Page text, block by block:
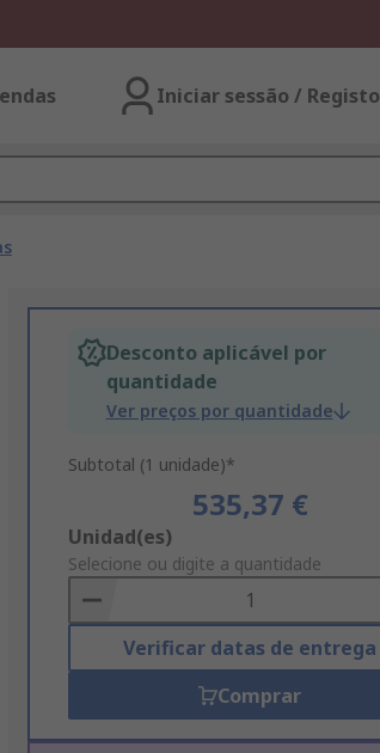
Iniciar sessão / Registo
Desconto aplicável por
quantidade
Ver preços por quantidade
Subtotal (1 unidade)*
535,37 €
Add
to
Basket
Unidad(es)
Selecione ou digite a quantidade
Verificar datas de entrega
Comprar